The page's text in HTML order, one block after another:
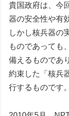
貴国政府は、今
器の安全性や有
しかし核兵器の
ものであっても
備えるものであ
約束した「核兵
行するものです。